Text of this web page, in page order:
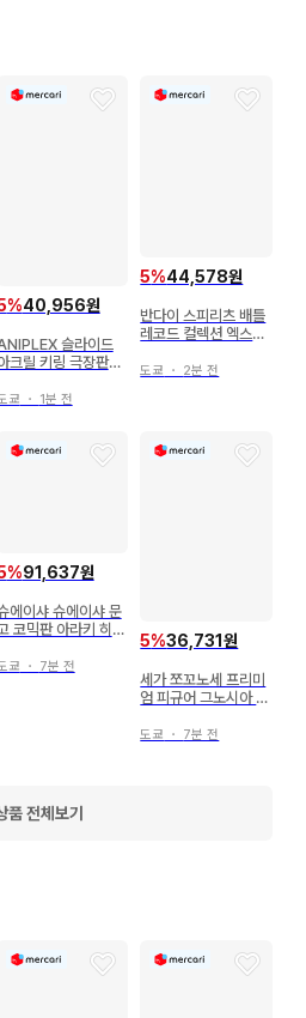
리 씰, 해외 출하용, 일본 국내 수
도 있습니다.
한 테이프 다중 부착 포함) 상품의
이나 정밀 기기에 대해서는 작동 확
품의 성질에 영향을 미치지 않는 부
습니다.
이틀에 특전 부속 기재가 없는 경
상품이 특전품인 경우, 본체가 부속
만 해당됩니다.
가 포함된 상품의 식품 및 음료 섭
장에서는 식품 완구의 부속물, 외장
%40,956원
슬라이드
크릴 키링 극장판
제1장 도우마
쿄 ・ 1분 전
5%44,578원
반다이 스피리츠 배틀
레코드 컬렉션 엑스트
도쿄 ・ 2분 전
%91,637원
에이샤 슈에이샤 문
코믹판 아라키 히로
40~50 (스톤 오
쿄 ・ 7분 전
5%36,731원
세가 쪼꼬노세 프리미
엄 피규어 그노시아 S
도쿄 ・ 7분 전
품 전체보기